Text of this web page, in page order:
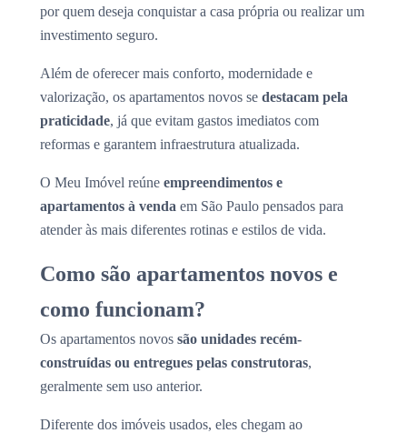
por quem deseja conquistar a casa própria ou realizar um
investimento seguro.
Além de oferecer mais conforto, modernidade e
valorização, os apartamentos novos se destacam pela
praticidade, já que evitam gastos imediatos com
reformas e garantem infraestrutura atualizada.
O Meu Imóvel reúne empreendimentos e
apartamentos à venda em São Paulo pensados para
atender às mais diferentes rotinas e estilos de vida.
Como são apartamentos novos e
como funcionam?
Os apartamentos novos são unidades recém-
construídas ou entregues pelas construtoras,
geralmente sem uso anterior.
Diferente dos imóveis usados, eles chegam ao